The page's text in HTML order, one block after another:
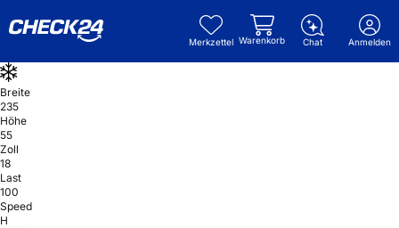
Merkzettel Warenkorb Chat Anmelden
Breite
235
Höhe
55
Zoll
18
Last
100
Speed
H